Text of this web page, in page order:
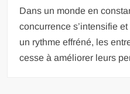
Dans un monde en
concurrence s’intensifie
un rythme effréné, les
cesse à améliorer leurs